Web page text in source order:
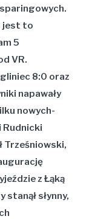
jest to
5
VR.
8:0 oraz
napawały
nowych-
Rudnicki
Trześniowski,
z Łąką
słynny,